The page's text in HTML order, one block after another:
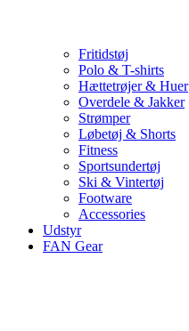
Fritidstøj
Polo & T-shirts
Hættetrøjer & Huer
Overdele & Jakker
Strømper
Løbetøj & Shorts
Fitness
Sportsundertøj
Ski & Vintertøj
Footware
Accessories
Udstyr
FAN Gear